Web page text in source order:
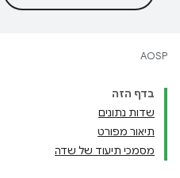
AOSP
בדף הזה
שדות נתונים
תיאור מפורט
מסמכי תיעוד של שדה